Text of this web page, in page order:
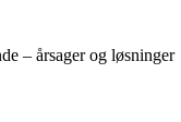
– årsager og løsninger